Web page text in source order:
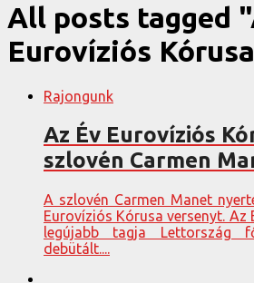
All posts tagged
Eurovíziós
Rajongunk
Az Év Eurovíziós
szlovén Carmen
A szlovén Carmen Manet
Eurovíziós Kórusa versenyt. Az
legújabb tagja Lettország
debütált....